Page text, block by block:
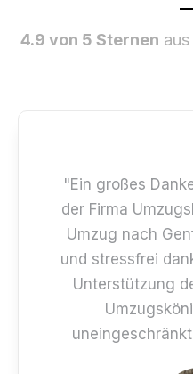
4.9 von 5 Sternen
"Ein großes
der Firma
Umzug nach
und stressfrei
Unterstützung